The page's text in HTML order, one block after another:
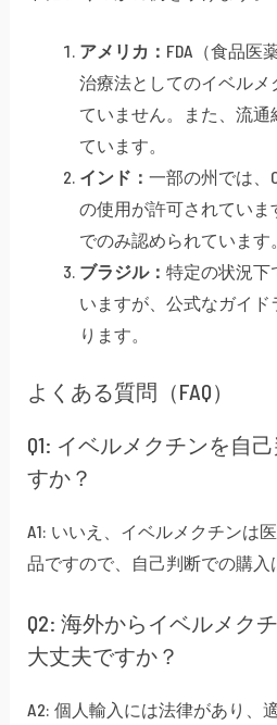
アメリカ： FDA（食品医
治療法としてのイベル
ていません。また、流
ています。
インド： 一部の州では、
の使用が許可されてい
でのみ認められています。
ブラジル： 特定の状況下
いますが、公式なガイ
ります。
よくある質問（FAQ）
Q1: イベルメクチンを自
すか？
A1: いいえ、イベルメクチンは
品ですので、自己判断での購入
Q2: 海外からイベルメク
大丈夫ですか？
A2: 個人輸入には法律があり、